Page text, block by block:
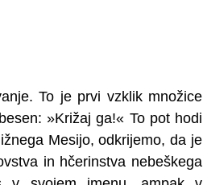
To je prvi vzklik množice
»Križaj ga!« To pot hodi
Mesijo, odkrijemo, da je
in hčerinstva nebeškega